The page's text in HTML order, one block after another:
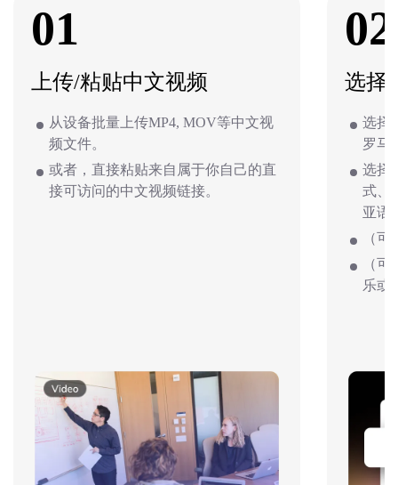
01
上传/粘贴中文视频
从设备批量上传MP4, MOV等中文视
频文件。
或者，直接粘贴来自属于你自己的直
接可访问的中文视频链接。
02
选择
选择
罗马
选择
式、
亚语
（
（
乐或